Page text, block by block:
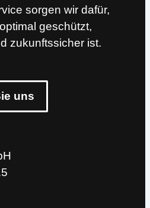
sorgen wir dafür,
geschützt,
zukunftssicher ist.
uns